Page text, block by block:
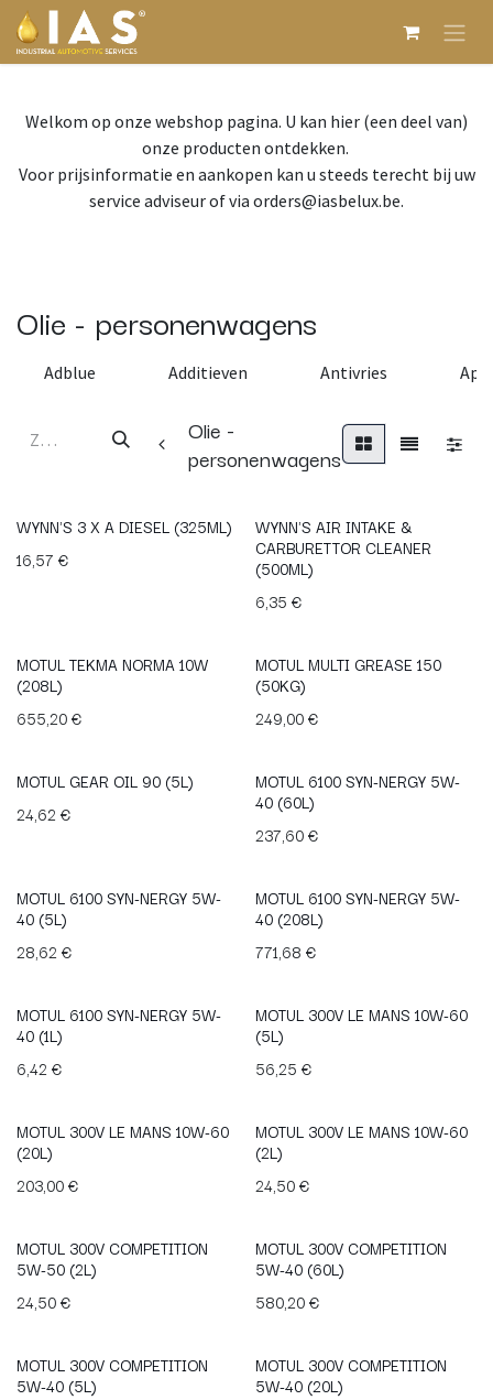
Overslaan naar inhoud
Welkom op onze webshop pagina. U kan hier (een deel van)
onze producten ontdekken.
Voor prijsinformatie en aankopen kan u steeds terecht bij uw
service adviseur of via orders@iasbelux.be.
Olie - personenwagens
Adblue Additieven Antivries
Olie -
personenwagens
WYNN'S 3 X A DIESEL (325ML)
16,57 €
WYNN'S AIR INTAKE &
CARBURETTOR CLEANER
(500ML)
6,35 €
MOTUL TEKMA NORMA 10W
(208L)
655,20€
MOTUL MULTI GREASE 150
(50KG)
249,00€
MOTUL GEAR OIL 90 (5L)
24,62 €
MOTUL 6100 SYN-NERGY 5W-
40 (60L)
237,60€
MOTUL 6100 SYN-NERGY 5W-
40 (5L)
28,62 €
MOTUL 6100 SYN-NERGY 5W-
40 (208L)
771,68 €
MOTUL 6100 SYN-NERGY 5W-
40 (1L)
6,42 €
MOTUL 300V LE MANS 10W-60
(5L)
56,25 €
MOTUL 300V LE MANS 10W-60
(20L)
203,00€
MOTUL 300V LE MANS 10W-60
(2L)
24,50€
MOTUL 300V COMPETITION
5W-50 (2L)
24,50€
MOTUL 300V COMPETITION
5W-40 (60L)
580,20€
MOTUL 300V COMPETITION
5W-40 (5L)
MOTUL 300V COMPETITION
5W-40 (20L)